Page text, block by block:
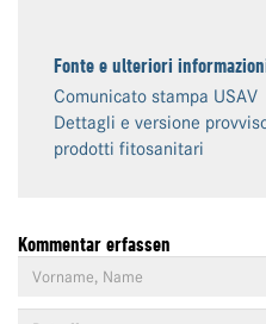
Fonte e ulteriori
Comunicato stampa USAV
Dettagli e versione
prodotti fitosanitari
Kommentar erfassen